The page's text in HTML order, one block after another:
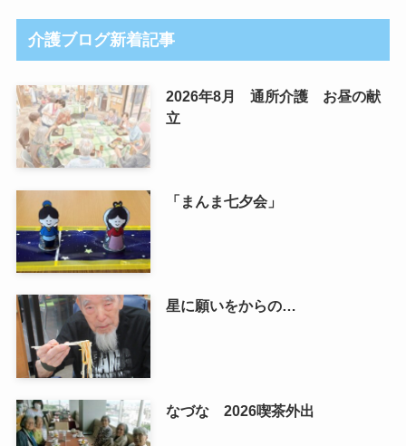
介護ブログ新着記事
2026年8月 通所介護 お昼の献
立
「まんま七夕会」
星に願いをからの…
なづな 2026喫茶外出